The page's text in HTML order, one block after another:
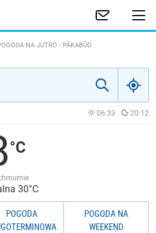
NA JUTRO - PĀKABŪD
06:33 20:12
30°C
POGODA
POGODA NA
WEEKEND